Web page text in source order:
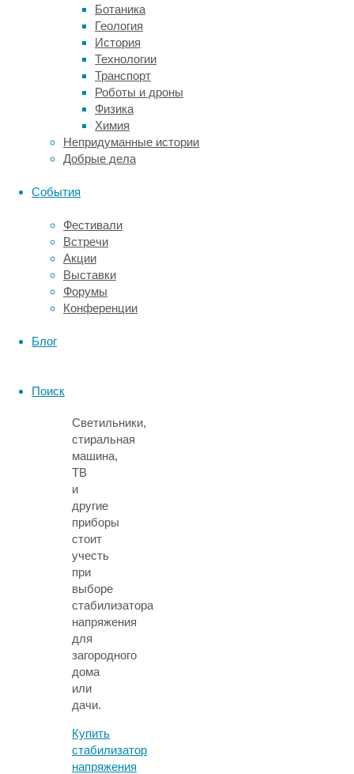
Ботаника
Геология
История
Технологии
Транспорт
Роботы и дроны
Физика
Химия
Непридуманные истории
Добрые дела
События
Фестивали
Встречи
Акции
Выставки
Форумы
Конференции
Блог
Поиск
телевизор,
обогреватель,
холодильник.
Если
вы
планируете
защитить
дом
скачков
напряжения
в
электросети,
то
лучше
Светильники,
стиральная
машина,
ТВ
и
другие
приборы
стоит
учесть
при
выборе
стабилизатора
напряжения
для
загородного
дома
или
дачи.
Купить
стабилизатор
напряжения